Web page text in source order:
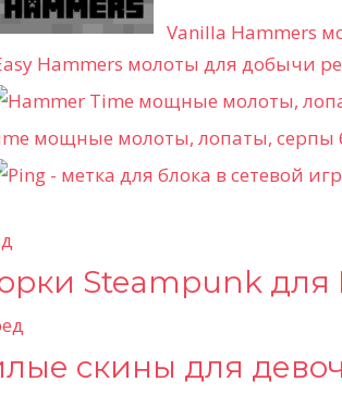
Vanilla Hammers
Hammers молоты для добычи
мощные молоты, лопаты, серпы
Steampunk
скины для